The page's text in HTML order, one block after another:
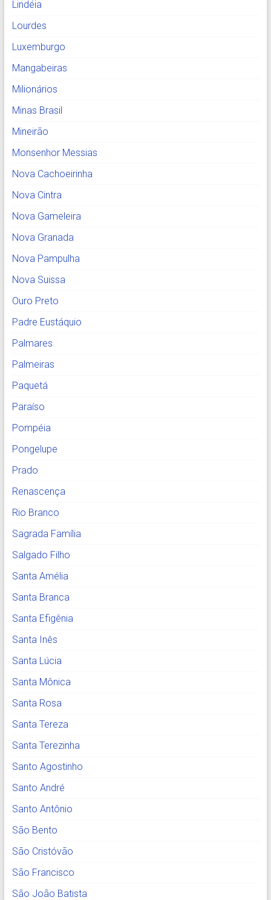
Lindéia
Lourdes
Luxemburgo
Mangabeiras
Milionários
Minas Brasil
Mineirão
Monsenhor Messias
Nova Cachoeirinha
Nova Cintra
Nova Gameleira
Nova Granada
Nova Pampulha
Nova Suissa
Ouro Preto
Padre Eustáquio
Palmares
Palmeiras
Paquetá
Paraíso
Pompéia
Pongelupe
Prado
Renascença
Rio Branco
Sagrada Família
Salgado Filho
Santa Amélia
Santa Branca
Santa Efigênia
Santa Inês
Santa Lúcia
Santa Mônica
Santa Rosa
Santa Tereza
Santa Terezinha
Santo Agostinho
Santo André
Santo Antônio
São Bento
São Cristóvão
São Francisco
São João Batista